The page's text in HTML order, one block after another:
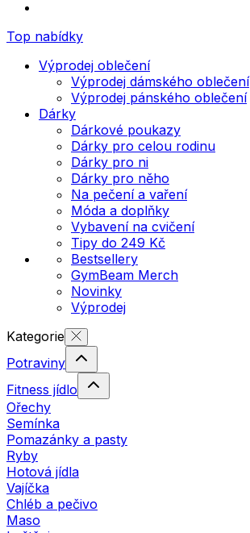
Top nabídky
Výprodej oblečení
Výprodej dámského oblečení
Výprodej pánského oblečení
Dárky
Dárkové poukazy
Dárky pro celou rodinu
Dárky pro ni
Dárky pro něho
Na pečení a vaření
Móda a doplňky
Vybavení na cvičení
Tipy do 249 Kč
Bestsellery
GymBeam Merch
Novinky
Výprodej
Kategorie
Potraviny
Fitness jídlo
Ořechy
Semínka
Pomazánky a pasty
Ryby
Hotová jídla
Vajíčka
Chléb a pečivo
Maso